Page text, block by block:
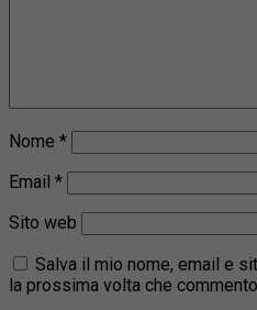
Nome *
Email *
Sito web
Salva il mio nome, email e
la prossima volta che